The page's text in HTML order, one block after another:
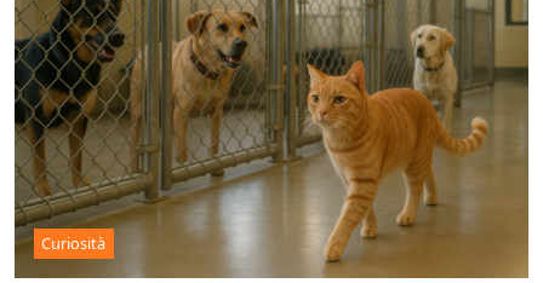
Curiosità